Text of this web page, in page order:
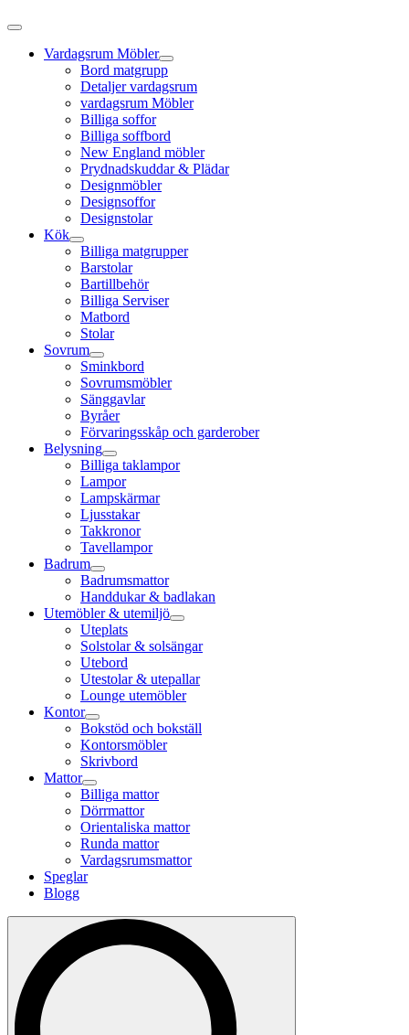
Vardagsrum Möbler
Bord matgrupp
Detaljer vardagsrum
vardagsrum Möbler
Billiga soffor
Billiga soffbord
New England möbler
Prydnadskuddar & Plädar
Designmöbler
Designsoffor
Designstolar
Kök
Billiga matgrupper
Barstolar
Bartillbehör
Billiga Serviser
Matbord
Stolar
Sovrum
Sminkbord
Sovrumsmöbler
Sänggavlar
Byråer
Förvaringsskåp och garderober
Belysning
Billiga taklampor
Lampor
Lampskärmar
Ljusstakar
Takkronor
Tavellampor
Badrum
Badrumsmattor
Handdukar & badlakan
Utemöbler & utemiljö
Uteplats
Solstolar & solsängar
Utebord
Utestolar & utepallar
Lounge utemöbler
Kontor
Bokstöd och bokställ
Kontorsmöbler
Skrivbord
Mattor
Billiga mattor
Dörrmattor
Orientaliska mattor
Runda mattor
Vardagsrumsmattor
Speglar
Blogg